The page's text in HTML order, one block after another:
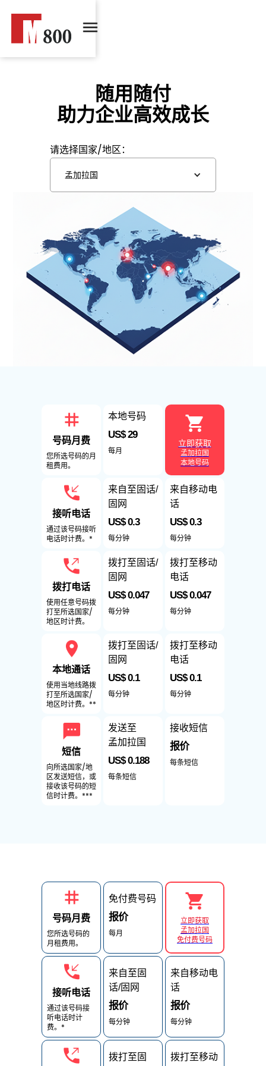
随用随付
助力企业高效成长
请选择国家/地区：
孟加拉国
号码月费
您所选号码的月
租费用。
接听电话
通过该号码接听
电话时计费。*
拨打电话
使用任意号码拨
打至所选国家/
地区时计费。
本地通话
使用当地线路拨
打至所选国家/
地区时计费。**
短信
向所选国家/地
区发送短信，或
接收该号码的短
信时计费。***
本地号码
US$ 29
每月
来自至固话/
固网
US$ 0.3
每分钟
拨打至固话/
固网
US$ 0.047
每分钟
拨打至固话/
固网
US$ 0.1
每分钟
发送至
孟加拉国
US$ 0.188
每条短信
立即获取
孟加拉国
本地号码
来自移动电
话
US$ 0.3
每分钟
拨打至移动
电话
US$ 0.047
每分钟
拨打至移动
电话
US$ 0.1
每分钟
接收短信
报价
每条短信
号码月费
您所选号码的
月租费用。
接听电话
通过该号码接
听电话时计
费。*
免付费号码
报价
每月
来自至固
话/固网
报价
每分钟
拨打至固
立即获取
孟加拉国
免付费号码
来自移动电
话
报价
每分钟
拨打至移动